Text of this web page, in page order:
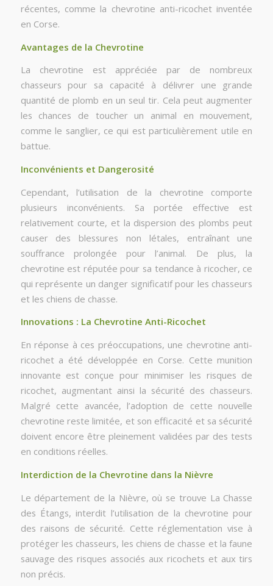
récentes, comme la chevrotine anti-ricochet inventée
en Corse.
Avantages de la Chevrotine
La chevrotine est appréciée par de nombreux
chasseurs pour sa capacité à délivrer une grande
quantité de plomb en un seul tir. Cela peut augmenter
les chances de toucher un animal en mouvement,
comme le sanglier, ce qui est particulièrement utile en
battue.
Inconvénients et Dangerosité
Cependant, l’utilisation de la chevrotine comporte
plusieurs inconvénients. Sa portée effective est
relativement courte, et la dispersion des plombs peut
causer des blessures non létales, entraînant une
souffrance prolongée pour l’animal. De plus, la
chevrotine est réputée pour sa tendance à ricocher, ce
qui représente un danger significatif pour les chasseurs
et les chiens de chasse.
Innovations : La Chevrotine Anti-Ricochet
En réponse à ces préoccupations, une chevrotine anti-
ricochet a été développée en Corse. Cette munition
innovante est conçue pour minimiser les risques de
ricochet, augmentant ainsi la sécurité des chasseurs.
Malgré cette avancée, l’adoption de cette nouvelle
chevrotine reste limitée, et son efficacité et sa sécurité
doivent encore être pleinement validées par des tests
en conditions réelles.
Interdiction de la Chevrotine dans la Nièvre
Le département de la Nièvre, où se trouve La Chasse
des Étangs, interdit l’utilisation de la chevrotine pour
des raisons de sécurité. Cette réglementation vise à
protéger les chasseurs, les chiens de chasse et la faune
sauvage des risques associés aux ricochets et aux tirs
non précis.